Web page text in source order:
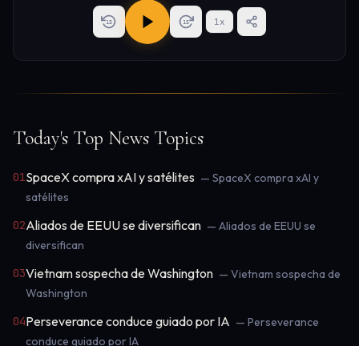
15 15 1x
Today's Top News Topics
01SpaceX compra xAI y satélites — SpaceX compra xAI y
satélites
02Aliados de EEUU se diversifican — Aliados de EEUU se
diversifican
03Vietnam sospecha de Washington — Vietnam sospecha de
Washington
04Perseverance conduce guiado por IA — Perseverance
conduce guiado por IA